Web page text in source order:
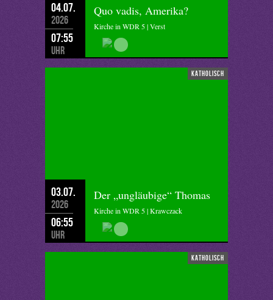
04.07.
2026
07:55
Uhr
Quo vadis, Amerika?
Kirche in WDR 5 | Verst
katholisch
03.07.
2026
06:55
Uhr
Der „ungläubige“ Thomas
Kirche in WDR 5 | Krawczack
katholisch